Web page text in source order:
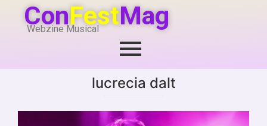
ConFestMag
Webzine Musical
lucrecia dalt